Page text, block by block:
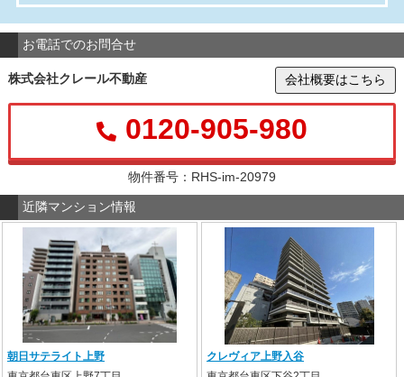
お電話でのお問合せ
株式会社クレール不動産 会社概要はこちら
0120-905-980
物件番号：RHS-im-20979
近隣マンション情報
朝日サテライト上野
クレヴィア上野入谷